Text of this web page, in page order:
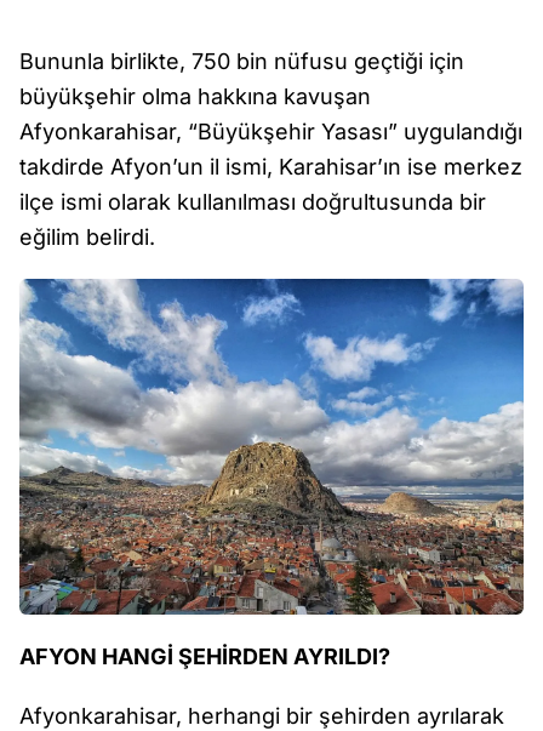
Bununla birlikte, 750 bin nüfusu geçtiği için
büyükşehir olma hakkına kavuşan
Afyonkarahisar, “Büyükşehir Yasası” uygulandığı
takdirde Afyon’un il ismi, Karahisar’ın ise merkez
ilçe ismi olarak kullanılması doğrultusunda bir
eğilim belirdi.
AFYON HANGİ ŞEHİRDEN AYRILDI?
Afyonkarahisar, herhangi bir şehirden ayrılarak